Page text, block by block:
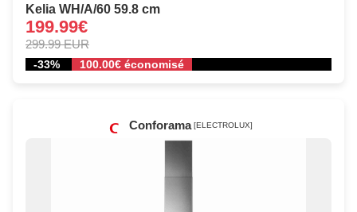
Kelia WH/A/60 59.8 cm
199.99€
299.99 EUR
-33% 100.00€ économisé
Conforama [ELECTROLUX]